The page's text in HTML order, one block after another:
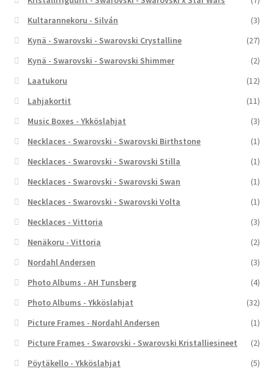
Kultarannekoru - Silván
(3)
Kynä - Swarovski - Swarovski Crystalline
(27)
Kynä - Swarovski - Swarovski Shimmer
(2)
Laatukoru
(12)
Lahjakortit
(11)
Music Boxes - Ykköslahjat
(3)
Necklaces - Swarovski - Swarovski Birthstone
(1)
Necklaces - Swarovski - Swarovski Stilla
(1)
Necklaces - Swarovski - Swarovski Swan
(1)
Necklaces - Swarovski - Swarovski Volta
(1)
Necklaces - Vittoria
(3)
Nenäkoru - Vittoria
(2)
Nordahl Andersen
(3)
Photo Albums - AH Tunsberg
(4)
Photo Albums - Ykköslahjat
(32)
Picture Frames - Nordahl Andersen
(1)
Picture Frames - Swarovski - Swarovski Kristalliesineet
(2)
Pöytäkello - Ykköslahjat
(5)